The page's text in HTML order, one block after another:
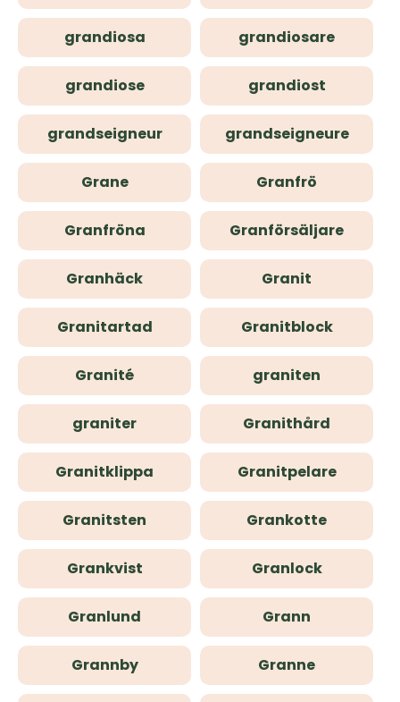
grandiosa grandiosare
grandiose grandiost
grandseigneur grandseigneure
Grane Granfrö
Granfröna Granförsäljare
Granhäck Granit
Granitartad Granitblock
Granité graniten
graniter Granithård
Granitklippa Granitpelare
Granitsten Grankotte
Grankvist Granlock
Granlund Grann
Grannby Granne